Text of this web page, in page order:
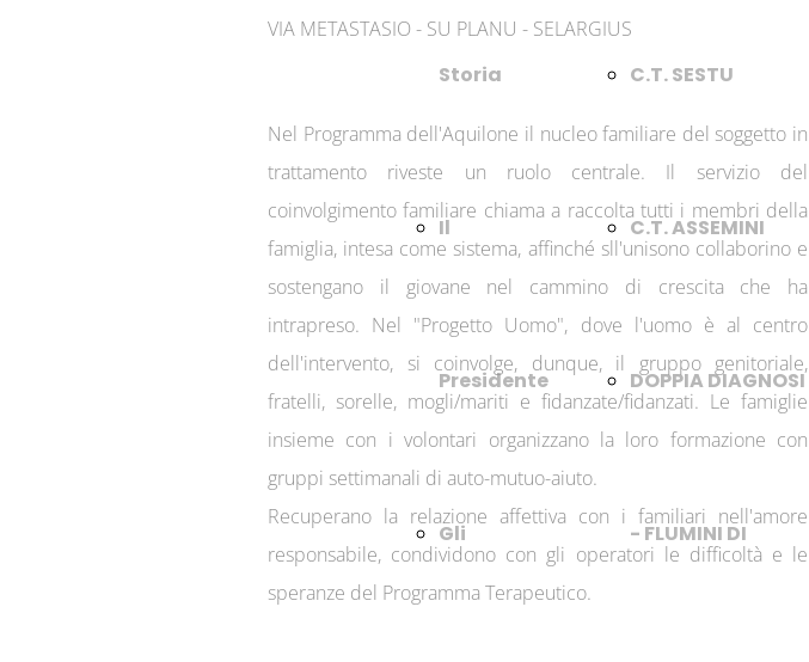
Storia
Il
Presidente
Gli
C.T. SESTU
C.T. ASSEMINI
DOPPIA DIAGNOSI
- FLUMINI DI
VIA METASTASIO - SU PLANU - SELARGIUS
Nel Programma dell'Aquilone il nucleo familiare del soggetto in
trattamento riveste un ruolo centrale. Il servizio del
coinvolgimento familiare chiama a raccolta tutti i membri della
famiglia, intesa come sistema, affinché sll'unisono collaborino e
sostengano il giovane nel cammino di crescita che ha
intrapreso. Nel "Progetto Uomo", dove l'uomo è al centro
dell'intervento, si coinvolge, dunque, il gruppo genitoriale,
fratelli, sorelle, mogli/mariti e fidanzate/fidanzati. Le famiglie
insieme con i volontari organizzano la loro formazione con
gruppi settimanali di auto-mutuo-aiuto.
Recuperano la relazione affettiva con i familiari nell'amore
responsabile, condividono con gli operatori le difficoltà e le
speranze del Programma Terapeutico.